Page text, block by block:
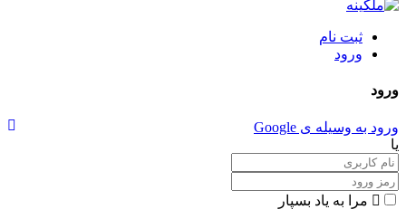
ثبت نام
ورود
ورود
ورود به وسیله ی Google
یا
مرا به یاد بسپار